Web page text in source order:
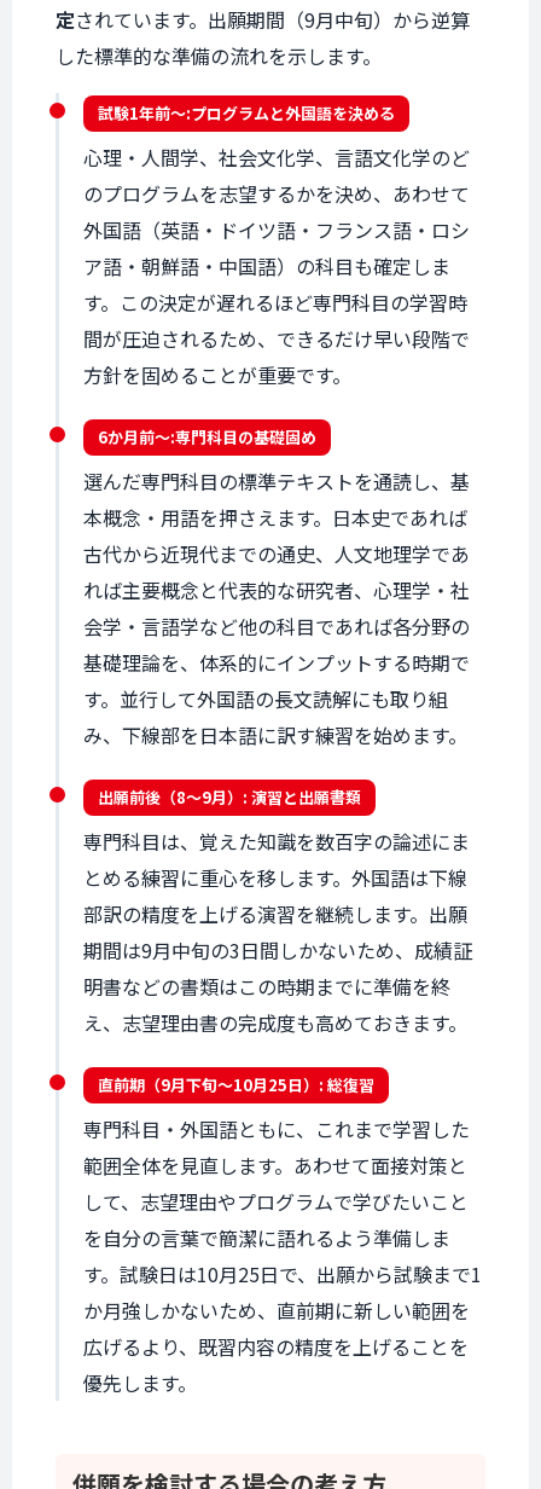
定されています。出願期間（9月中旬）から逆算
した標準的な準備の流れを示します。
試験1年前〜:プログラムと外国語を決める
心理・人間学、社会文化学、言語文化学のど
のプログラムを志望するかを決め、あわせて
外国語（英語・ドイツ語・フランス語・ロシ
ア語・朝鮮語・中国語）の科目も確定しま
す。この決定が遅れるほど専門科目の学習時
間が圧迫されるため、できるだけ早い段階で
方針を固めることが重要です。
6か月前〜:専門科目の基礎固め
選んだ専門科目の標準テキストを通読し、基
本概念・用語を押さえます。日本史であれば
古代から近現代までの通史、人文地理学であ
れば主要概念と代表的な研究者、心理学・社
会学・言語学など他の科目であれば各分野の
基礎理論を、体系的にインプットする時期で
す。並行して外国語の長文読解にも取り組
み、下線部を日本語に訳す練習を始めます。
出願前後（8〜9月）: 演習と出願書類
専門科目は、覚えた知識を数百字の論述にま
とめる練習に重心を移します。外国語は下線
部訳の精度を上げる演習を継続します。出願
期間は9月中旬の3日間しかないため、成績証
明書などの書類はこの時期までに準備を終
え、志望理由書の完成度も高めておきます。
直前期（9月下旬〜10月25日）: 総復習
専門科目・外国語ともに、これまで学習した
範囲全体を見直します。あわせて面接対策と
して、志望理由やプログラムで学びたいこと
を自分の言葉で簡潔に語れるよう準備しま
す。試験日は10月25日で、出願から試験まで1
か月強しかないため、直前期に新しい範囲を
広げるより、既習内容の精度を上げることを
優先します。